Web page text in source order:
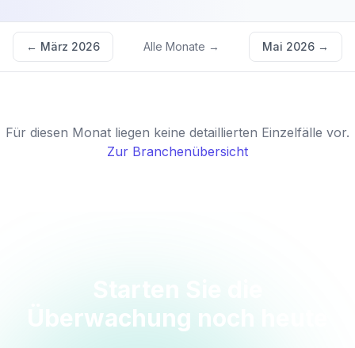
← März 2026 Alle Monate → Mai 2026 →
Für diesen Monat liegen keine detaillierten Einzelfälle vor.
Zur Branchenübersicht
Überwachung noch heute